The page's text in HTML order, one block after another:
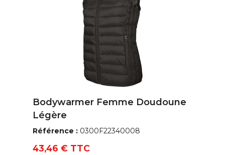
Bodywarmer Femme Doudoune
Légère
Référence : 0300F22340008
43,46 € TTC